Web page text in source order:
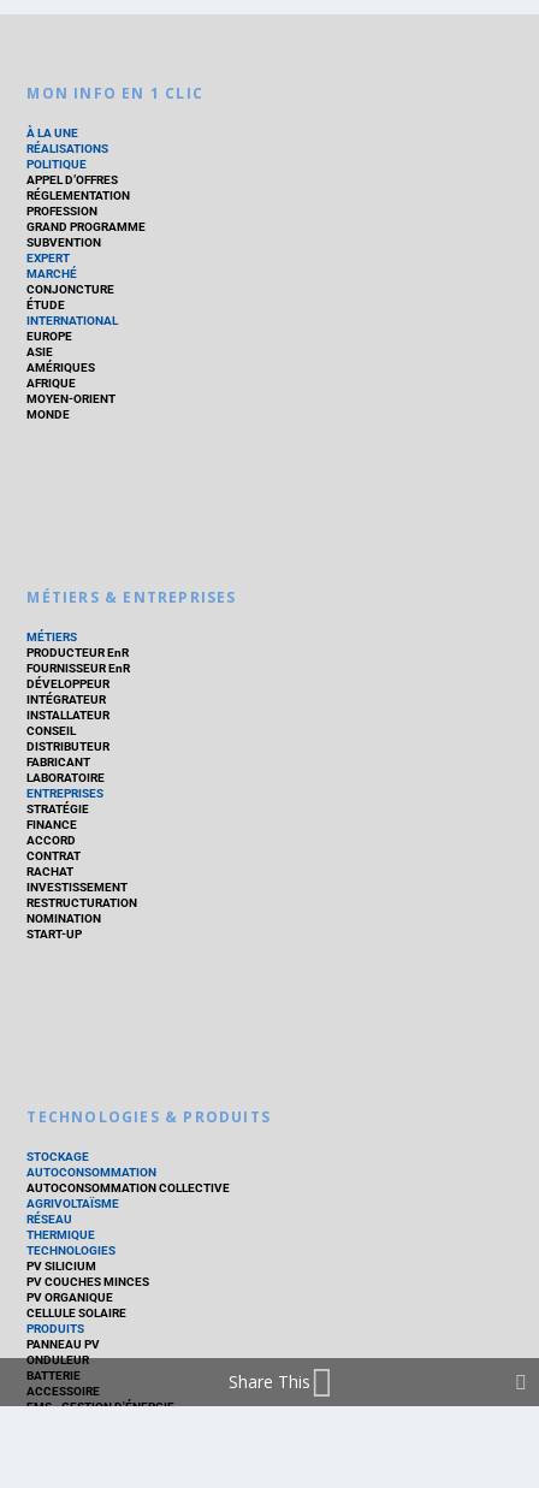
MON INFO EN 1 CLIC
À LA UNE
RÉALISATIONS
POLITIQUE
APPEL D’OFFRES
RÉGLEMENTATION
PROFESSION
GRAND PROGRAMME
SUBVENTION
EXPERT
MARCHÉ
CONJONCTURE
ÉTUDE
INTERNATIONAL
EUROPE
ASIE
AMÉRIQUES
AFRIQUE
MOYEN-ORIENT
MONDE
MÉTIERS & ENTREPRISES
MÉTIERS
PRODUCTEUR EnR
FOURNISSEUR EnR
DÉVELOPPEUR
INTÉGRATEUR
INSTALLATEUR
CONSEIL
DISTRIBUTEUR
FABRICANT
LABORATOIRE
ENTREPRISES
STRATÉGIE
FINANCE
ACCORD
CONTRAT
RACHAT
INVESTISSEMENT
RESTRUCTURATION
NOMINATION
START-UP
TECHNOLOGIES & PRODUITS
STOCKAGE
AUTOCONSOMMATION
AUTOCONSOMMATION COLLECTIVE
AGRIVOLTAÏSME
RÉSEAU
THERMIQUE
TECHNOLOGIES
PV SILICIUM
PV COUCHES MINCES
PV ORGANIQUE
CELLULE SOLAIRE
PRODUITS
PANNEAU PV
ONDULEUR
BATTERIE
ACCESSOIRE
EMS - GESTION D'ÉNERGIE
Share This